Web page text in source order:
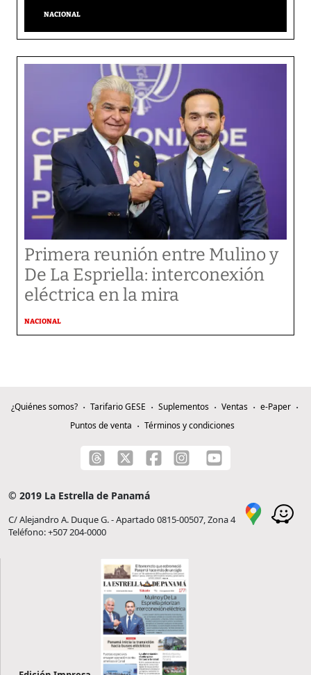
NACIONAL
Primera reunión entre Mulino y
De La Espriella: interconexión
eléctrica en la mira
NACIONAL
¿Quiénes somos? Tarifario GESE Suplementos Ventas
e-Paper
Puntos de venta
Términos y condiciones
© 2019 La Estrella de Panamá
C/ Alejandro A. Duque G. - Apartado 0815-00507, Zona 4
Teléfono: +507 204-0000